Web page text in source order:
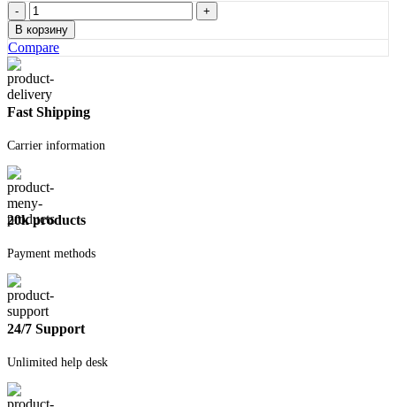
Количество
товара
Колер
ТЕКС
бирюзовый
№19
В корзину
Compare
Fast Shipping
Carrier information
20k products
Payment methods
24/7 Support
Unlimited help desk